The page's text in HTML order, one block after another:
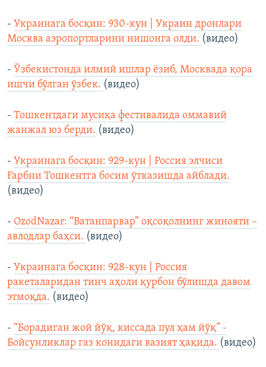
- Украинага босқин: 930-кун | Украин дронлари
Москва аэропортларини нишонга олди. (видео)
- Ўзбекистонда илмий ишлар ёзиб, Москвада қора
ишчи бўлган ўзбек. (видео)
- Тошкентдаги мусиқа фестивалида оммавий
жанжал юз берди. (видео)
- Украинага босқин: 929-кун | Россия элчиси
Ғарбни Тошкентга босим ўтказишда айблади.
(видео)
- OzodNazar: “Ватанпарвар” оқсоқолнинг жинояти –
авлодлар баҳси. (видео)
- Украинага босқин: 928-кун | Россия
ракеталаридан тинч аҳоли қурбон бўлишда давом
этмоқда. (видео)
- “Борадиган жой йўқ, киссада пул ҳам йўқ” -
Бойсунликлар газ конидаги вазият ҳақида. (видео)